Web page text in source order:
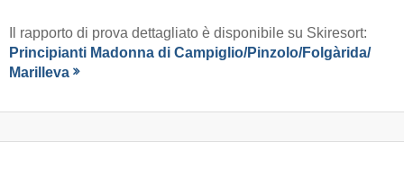
Il rapporto di prova dettagliato è disponibile su Skiresort:
Principianti Madonna di Campiglio/​Pinzolo/​Folgàrida/​
Marilleva